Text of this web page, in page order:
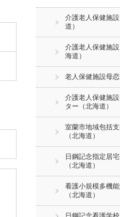
介護老人保健施
道）
介護老人保健施
海道）
老人保健施設母恋
介護老人保健施
ター（北海道）
室蘭市地域包括
（北海道）
日鋼記念指定居
（北海道）
看護小規模多機
（北海道）